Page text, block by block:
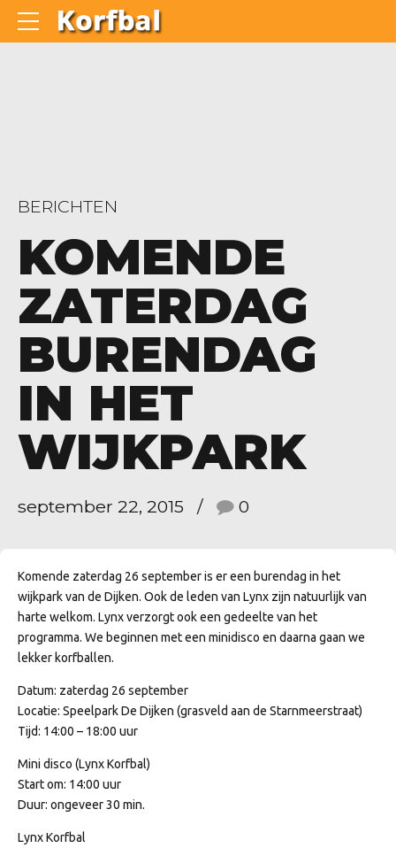
BERICHTEN
KOMENDE
ZATERDAG
BURENDAG
IN HET
WIJKPARK
september 22, 2015 0
Komende zaterdag 26 september is er een burendag in het
wijkpark van de Dijken. Ook de leden van Lynx zijn natuurlijk van
harte welkom. Lynx verzorgt ook een gedeelte van het
programma. We beginnen met een minidisco en daarna gaan we
lekker korfballen.
Datum: zaterdag 26 september
Locatie: Speelpark De Dijken (grasveld aan de Starnmeerstraat)
Tijd: 14:00 – 18:00 uur
Mini disco (Lynx Korfbal)
Start om: 14:00 uur
Duur: ongeveer 30 min.
Lynx Korfbal